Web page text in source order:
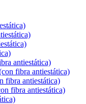
antiestática)
fibra antiestática)
fibra antiestática)
fibra antiestática)